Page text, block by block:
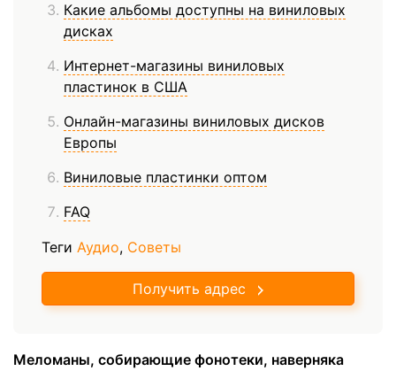
Какие альбомы доступны на виниловых
дисках
Интернет-магазины виниловых
пластинок в США
Онлайн-магазины виниловых дисков
Европы
Виниловые пластинки оптом
FAQ
Теги Аудио, Советы
Получить адрес
Меломаны, собирающие фонотеки, наверняка